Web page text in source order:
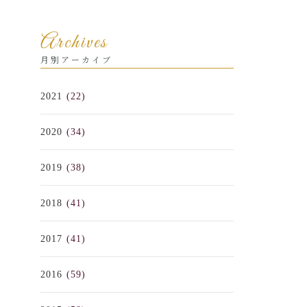
Archives
月別アーカイブ
2021 (22)
2020 (34)
2019 (38)
2018 (41)
2017 (41)
2016 (59)